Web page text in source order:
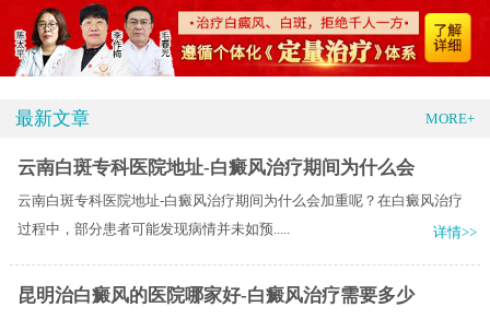
最新文章 MORE+
云南白斑专科医院地址-白癜风治疗期间为什么会
云南白斑专科医院地址-白癜风治疗期间为什么会加重呢？在白癜风治疗
过程中，部分患者可能发现病情并未如预.....
详情>>
昆明治白癜风的医院哪家好-白癜风治疗需要多少